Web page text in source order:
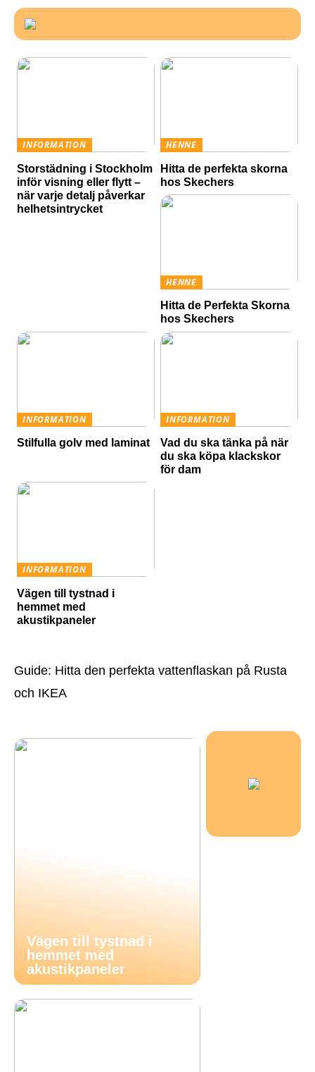
INFORMATION
Storstädning i Stockholm
inför visning eller flytt –
när varje detalj påverkar
helhetsintrycket
HENNE
Hitta de perfekta skorna
hos Skechers
HENNE
Hitta de Perfekta Skorna
hos Skechers
INFORMATION
Stilfulla golv med laminat
INFORMATION
Vad du ska tänka på när
du ska köpa klackskor
för dam
INFORMATION
Vägen till tystnad i
hemmet med
akustikpaneler
Guide: Hitta den perfekta vattenflaskan på Rusta
och IKEA
Vägen till tystnad i
hemmet med
akustikpaneler